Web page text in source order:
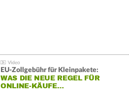
EU-Zollgebühr für Kleinpakete:
WAS DIE NEUE REGEL FÜR
ONLINE-KÄUFE…